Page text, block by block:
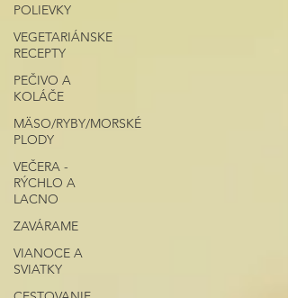
POLIEVKY
VEGETARIÁNSKE
RECEPTY
PEČIVO A
KOLÁČE
MÄSO/RYBY/MORSKÉ
PLODY
VEČERA -
RÝCHLO A
LACNO
ZAVÁRAME
VIANOCE A
SVIATKY